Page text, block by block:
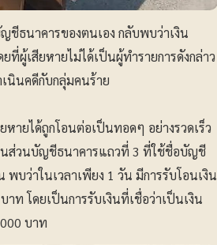
ชีธนาคารของตนเอง กลับพบว่าเงิน
ผู้เสียหายไม่ได้เป็นผู้ทำรายการดังกล่าว
นินคดีกับกลุ่มคนร้าย
หายได้ถูกโอนต่อเป็นทอดๆ อย่างรวดเร็ว
นส่วนบัญชีธนาคารแถวที่ 3 ที่ใช้ชื่อบัญชี
บว่าในเวลาเพียง 1 วัน มีการรับโอนเงิน
ท โดยเป็นการรับเงินที่เชื่อว่าเป็นเงิน
บาท